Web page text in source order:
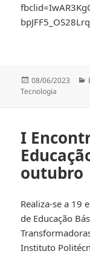
Publicado
a
08/06/2023
Tecnologia
I
outubro
Realiza-se a 19
de Educação
Instituto